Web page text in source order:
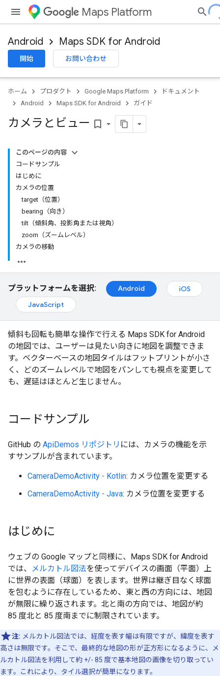
Maps Platform
Android Maps SDK for Android
開始 お問い合わせ
ホーム プロダクト Google Maps Platform
ドキュメント
Android
Maps SDK for Android ガイド
カメラとビュー bookmark_border
このページの内容
コードサンプル
はじめに
カメラの位置
target（位置）
bearing（向き）
tilt（傾斜角、投影角または視角）
zoom（ズームレベル）
カメラの移動
プラットフォームを選択: Android
iOS
JavaScript
傾斜も回転も簡単な操作で行える Maps SDK for Android
の地図では、ユーザーは見たい向きに地図を調整できま
す。ベクターベースの地図タイルはフットプリントが小さ
く、どのズームレベルで地図をパンしても視点を変更して
も、遅延はほとんど生じません。
コードサンプル
GitHub の ApiDemos リポジトリ には、カメラの機能を示
すサンプルが含まれています。
CameraDemoActivity - Kotlin: カメラ位置を変更する
CameraDemoActivity - Java: カメラ位置を変更する
はじめに
ウェブの Google マップと同様に、Maps SDK for Android
では、
メルカトル図法を使ってデバイスの画面（平面）上
に世界の表面（球面）を表します。世界は継ぎ目なく球面
を包むように存在しているため、東と西の方向には、地図
が無限に繰り返されます。北と南の方向では、地図が約
85 度北と 85 度南までに制限されています。
注: メルカトル図法では、経度を表す幅は有限ですが、緯度を表す
高さは無限です。そこで、最終的な地図の形が正方形になるように、メ
ルカトル図法を利用して約 +/- 85 度で基本地図の画像を切り取ってい
ます。これにより、タイル選択が簡単になります。